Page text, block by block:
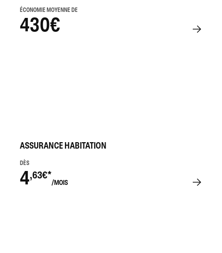
ÉCONOMIE MOYENNE DE
430€
ASSURANCE HABITATION
DÈS
4,63€*
/MOIS